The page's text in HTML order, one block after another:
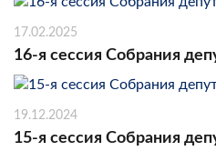
17.02.2025
16-я сессия Собрания
19.12.2024
15-я сессия Собрания